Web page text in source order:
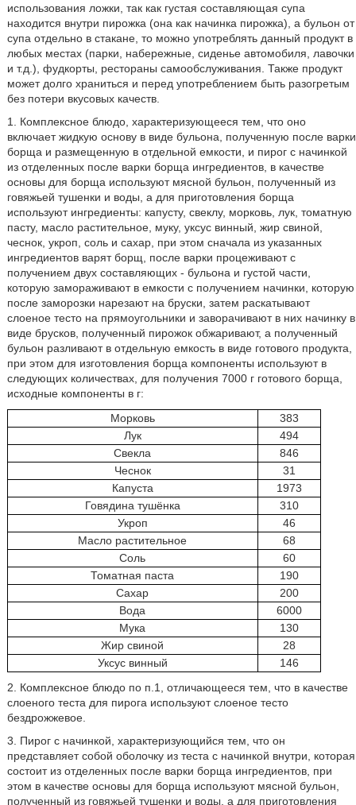
использования ложки, так как густая составляющая супа
находится внутри пирожка (она как начинка пирожка), а бульон от
супа отдельно в стакане, то можно употреблять данный продукт в
любых местах (парки, набережные, сиденье автомобиля, лавочки
и т.д.), фудкорты, рестораны самообслуживания. Также продукт
может долго храниться и перед употреблением быть разогретым
без потери вкусовых качеств.
1. Комплексное блюдо, характеризующееся тем, что оно
включает жидкую основу в виде бульона, полученную после варки
борща и размещенную в отдельной емкости, и пирог с начинкой
из отделенных после варки борща ингредиентов, в качестве
основы для борща используют мясной бульон, полученный из
говяжьей тушенки и воды, а для приготовления борща
используют ингредиенты: капусту, свеклу, морковь, лук, томатную
пасту, масло растительное, муку, уксус винный, жир свиной,
чеснок, укроп, соль и сахар, при этом сначала из указанных
ингредиентов варят борщ, после варки процеживают с
получением двух составляющих - бульона и густой части,
которую замораживают в емкости с получением начинки, которую
после заморозки нарезают на бруски, затем раскатывают
слоеное тесто на прямоугольники и заворачивают в них начинку в
виде брусков, полученный пирожок обжаривают, а полученный
бульон разливают в отдельную емкость в виде готового продукта,
при этом для изготовления борща компоненты используют в
следующих количествах, для получения 7000 г готового борща,
исходные компоненты в г:
Морковь
383
Лук
494
Свекла
846
Чеснок
31
Капуста
1973
Говядина тушёнка
310
Укроп
46
Масло растительное
68
Соль
60
Томатная паста
190
Сахар
200
Вода
6000
Мука
130
Жир свиной
28
Уксус винный
146
2. Комплексное блюдо по п.1, отличающееся тем, что в качестве
слоеного теста для пирога используют слоеное тесто
бездрожжевое.
3. Пирог с начинкой, характеризующийся тем, что он
представляет собой оболочку из теста с начинкой внутри, которая
состоит из отделенных после варки борща ингредиентов, при
этом в качестве основы для борща используют мясной бульон,
полученный из говяжьей тушенки и воды, а для приготовления